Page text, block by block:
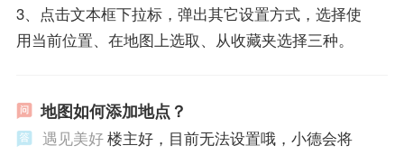
3、点击文本框下拉标，弹出其它设置方式，选择使
用当前位置、在地图上选取、从收藏夹选择三种。
地图如何添加地点？
遇见美好楼主好，目前无法设置哦，小德会将